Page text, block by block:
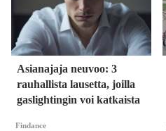
Asianajaja neuvoo: 3
rauhallista lausetta, joilla
gaslightingin voi katkaista
Findance